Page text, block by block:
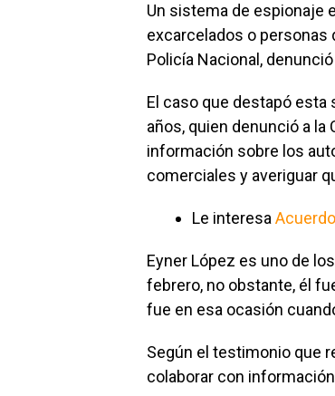
Un sistema de espionaje
excarcelados o personas
Policía Nacional,
El caso que destapó esta
años, quien denunció a la
información sobre los
comerciales y averiguar
Le interesa
Eyner López es uno de
febrero, no obstante, él
fue en esa ocasión
Según el testimonio que
colaborar con